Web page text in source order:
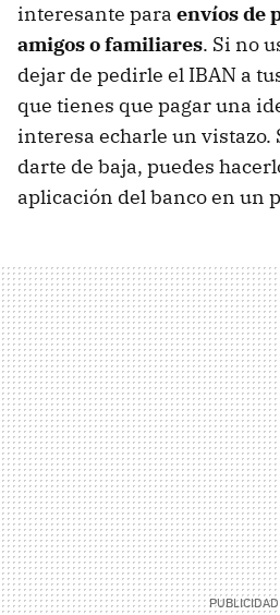
interesante para envíos de
amigos o familiares. Si no
dejar de pedirle el IBAN a
que tienes que pagar una
interesa echarle un vistazo.
darte de baja, puedes
aplicación del banco en un